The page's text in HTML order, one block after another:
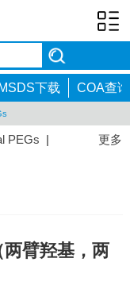
MSDS下载 COA查询
更多
PEGs |
臂羟基，两